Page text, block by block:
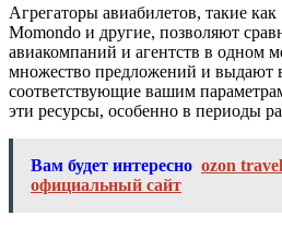
Агрегаторы авиабилетов, такие как
Momondo и другие, позволяют
авиакомпаний и агентств в одном
множество предложений и выдают
соответствующие вашим
эти ресурсы, особенно в периоды
Вам будет интересно ozon
официальный сайт